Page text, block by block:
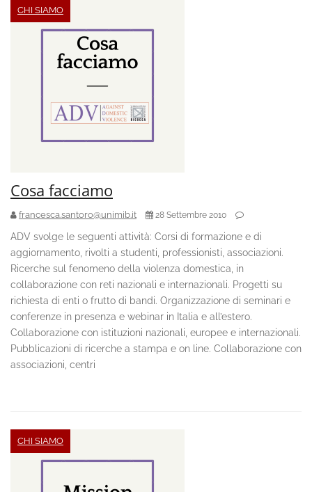
CHI SIAMO
Cosa facciamo
francesca.santoro@unimib.it 28 Settembre 2010
ADV svolge le seguenti attività: Corsi di formazione e di
aggiornamento, rivolti a studenti, professionisti, associazioni.
Ricerche sul fenomeno della violenza domestica, in
collaborazione con reti nazionali e internazionali. Progetti su
richiesta di enti o frutto di bandi. Organizzazione di seminari e
conferenze in presenza e webinar in Italia e all’estero.
Collaborazione con istituzioni nazionali, europee e internazionali.
Pubblicazioni di ricerche a stampa e on line. Collaborazione con
associazioni, centri
CHI SIAMO